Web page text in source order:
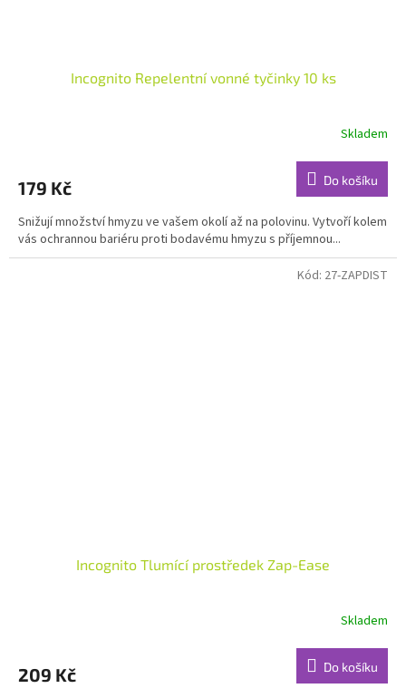
Incognito Repelentní vonné tyčinky 10 ks
je
z
5
hvězdiček.
Skladem
179 Kč Do košíku
Snižují množství hmyzu ve vašem okolí až na polovinu. Vytvoří kolem
vás ochrannou bariéru proti bodavému hmyzu s příjemnou...
Incognito Tlumící prostředek Zap-Ease
je
Skladem
209 Kč Do košíku
Kód: 27-ZAPDIST